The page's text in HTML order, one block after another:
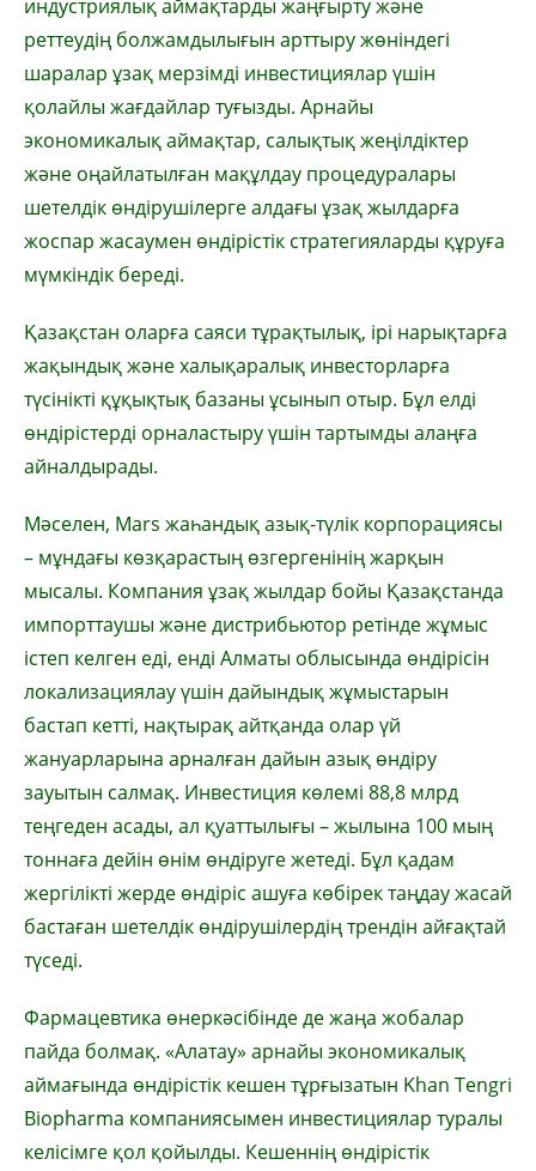
индустриялық аймақтарды жаңғырту және
реттеудің болжамдылығын арттыру жөніндегі
шаралар ұзақ мерзімді инвестициялар үшін
қолайлы жағдайлар туғызды. Арнайы
экономикалық аймақтар, салықтық жеңілдіктер
және оңайлатылған мақұлдау процедуралары
шетелдік өндірушілерге алдағы ұзақ жылдарға
жоспар жасаумен өндірістік стратегияларды құруға
мүмкіндік береді.
Қазақстан оларға саяси тұрақтылық, ірі нарықтарға
жақындық және халықаралық инвесторларға
түсінікті құқықтық базаны ұсынып отыр. Бұл елді
өндірістерді орналастыру үшін тартымды алаңға
айналдырады.
Мәселен, Mars жаһандық азық-түлік корпорациясы
– мұндағы көзқарастың өзгергенінің жарқын
мысалы. Компания ұзақ жылдар бойы Қазақстанда
импорттаушы және дистрибьютор ретінде жұмыс
істеп келген еді, енді Алматы облысында өндірісін
локализациялау үшін дайындық жұмыстарын
бастап кетті, нақтырақ айтқанда олар үй
жануарларына арналған дайын азық өндіру
зауытын салмақ. Инвестиция көлемі 88,8 млрд
теңгеден асады, ал қуаттылығы – жылына 100 мың
тоннаға дейін өнім өндіруге жетеді. Бұл қадам
жергілікті жерде өндіріс ашуға көбірек таңдау жасай
бастаған шетелдік өндірушілердің трендін айғақтай
түседі.
Фармацевтика өнеркәсібінде де жаңа жобалар
пайда болмақ. «Алатау» арнайы экономикалық
аймағында өндірістік кешен тұрғызатын Khan Tengri
Biopharma компаниясымен инвестициялар туралы
келісімге қол қойылды. Кешеннің өндірістік